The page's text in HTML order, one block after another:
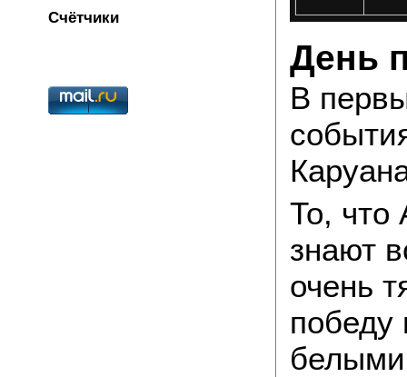
Счётчики
День
В
То, что
знают
очень
победу